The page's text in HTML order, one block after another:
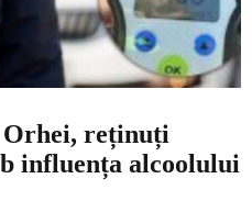
reținuți
influența alcoolului